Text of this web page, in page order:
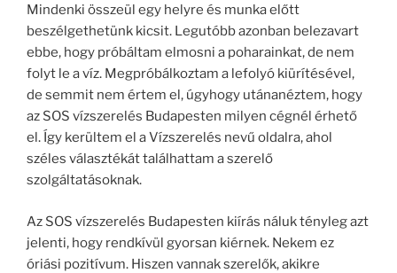
Mindenki összeül egy helyre és munka előtt
beszélgethetünk kicsit. Legutóbb azonban belezavart
ebbe, hogy próbáltam elmosni a poharainkat, de nem
folyt le a víz. Megpróbálkoztam a lefolyó kiürítésével,
de semmit nem értem el, úgyhogy utánanéztem, hogy
az SOS vízszerelés Budapesten milyen cégnél érhető
el. Így kerültem el a Vízszerelés nevű oldalra, ahol
széles választékát találhattam a szerelő
szolgáltatásoknak.
Az SOS vízszerelés Budapesten kiírás náluk tényleg azt
jelenti, hogy rendkívül gyorsan kiérnek. Nekem ez
óriási pozitívum. Hiszen vannak szerelők, akikre